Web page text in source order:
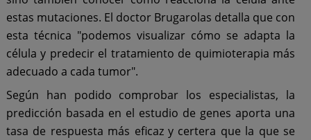
estas mutaciones. El doctor Brugarolas detalla que con
esta técnica "podemos visualizar cómo se adapta la
célula y predecir el tratamiento de quimioterapia más
adecuado a cada tumor".
Según han podido comprobar los especialistas, la
predicción basada en el estudio de genes aporta una
tasa de respuesta más eficaz y certera que la que se